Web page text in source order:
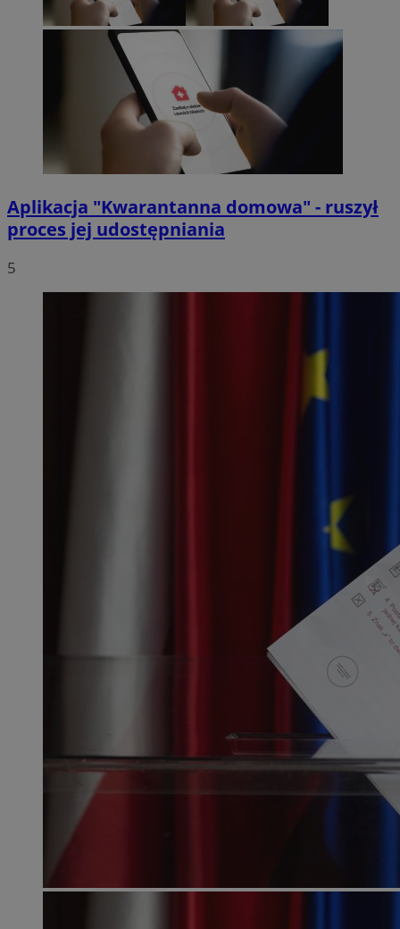
Aplikacja "Kwarantanna domowa" - ruszył
proces jej udostępniania
5